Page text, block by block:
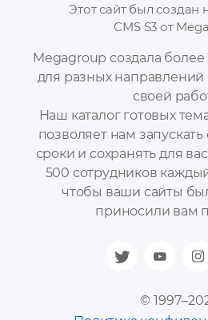
Megagroup создала
для разных направлений
своей
Наш каталог готовых
позволяет нам
сроки и сохранять для
500 сотрудников
чтобы ваши сайты
приносили вам
©
Этот сайт был создан
CMS S3 от